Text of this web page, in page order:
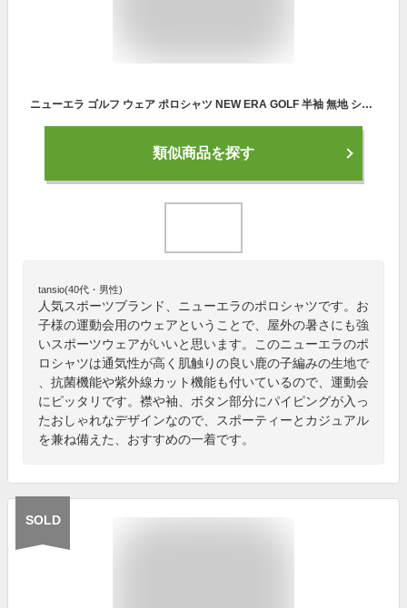
ニューエラ ゴルフ ウェア ポロシャツ NEW ERA GOLF 半袖 無地 シンプル ベーシック 黒 白 メンズ レディース ブランド 大きいサイズ おしゃれ かっこいい 人気 春 秋 冬 ニューエラー 正規品 小さいサイズ ユニセックス 男女兼用 ストリート コーデ
類似商品を探す
tansio(40代・男性)
人気スポーツブランド、ニューエラのポロシャツです。お
子様の運動会用のウェアということで、屋外の暑さにも強
いスポーツウェアがいいと思います。このニューエラのポ
ロシャツは通気性が高く肌触りの良い鹿の子編みの生地で
、抗菌機能や紫外線カット機能も付いているので、運動会
にピッタリです。襟や袖、ボタン部分にパイピングが入っ
たおしゃれなデザインなので、スポーティーとカジュアル
を兼ね備えた、おすすめの一着です。
SOLD